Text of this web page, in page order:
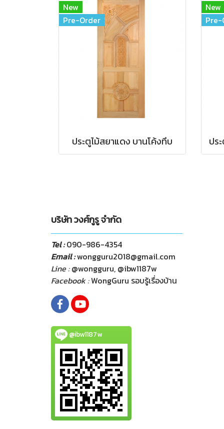
New
Pre-Order
ประตูไม้สยาแดง บานโค้งทึบ
New
บริษัท วงศ์กูรู จำกัด
Tel :090-986-4354
Email :wongguru2018@gmail.com
Line :@wongguru, @ibw1187w
Facebook :WongGuru รอบรู้เรื่องบ้าน
@ibw1187w